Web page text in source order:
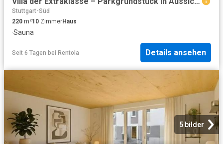
Stuttgart-Süd
220 m²10 ZimmerHaus
·Sauna
Seit 6 Tagen bei Rentola Details ansehen
5 bilder